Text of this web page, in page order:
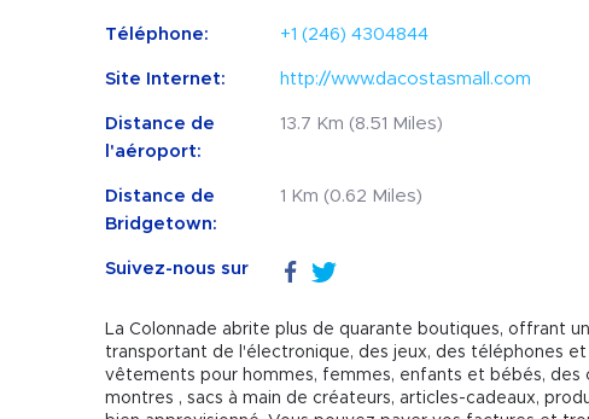
Téléphone: +1 (246) 4304844
Site Internet: http://www.dacostasmall.com
Distance de
l'aéroport:
13.7 Km (8.51 Miles)
Distance de
Bridgetown:
1 Km (0.62 Miles)
Suivez-nous sur
La Colonnade abrite plus de quarante boutiques, offrant
transportant de l'électronique, des jeux, des téléphones
vêtements pour hommes, femmes, enfants et bébés, des
montres , sacs à main de créateurs, articles-cadeaux,